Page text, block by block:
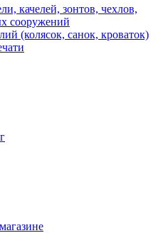
качелей, зонтов, чехлов,
сооружений
(колясок, санок, кроваток)